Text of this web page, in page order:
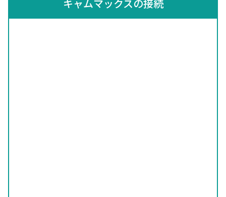
キャムマックスの接続